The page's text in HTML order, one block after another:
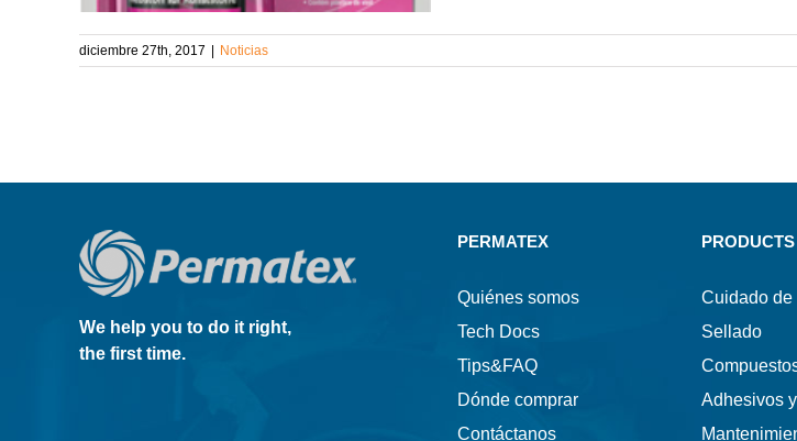
diciembre 27th, 2017 Noticias
We help you to do it right,
the first time.
PERMATEX
Quiénes somos
Tech Docs
Tips&FAQ
Dónde comprar
Contáctanos
PRODUCTS
Cuidado de
Sellado
Adhesivos